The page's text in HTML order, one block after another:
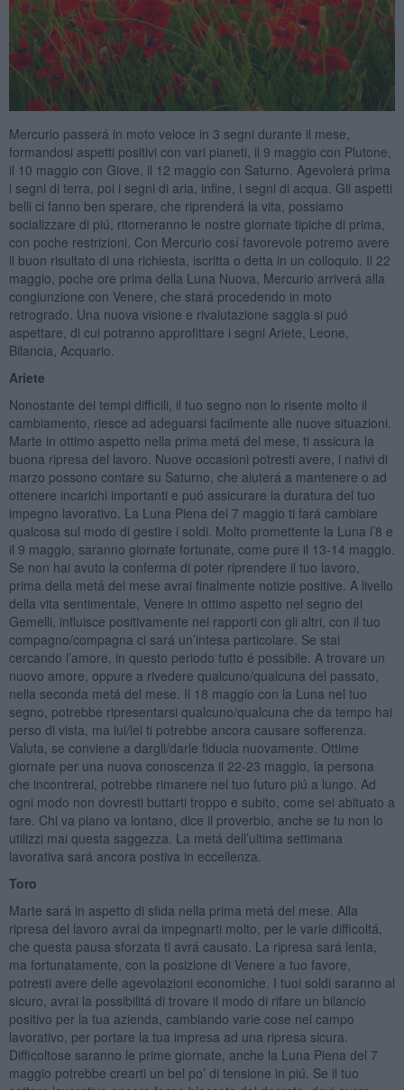
Mercurio passerá in moto veloce in 3 segni durante il mese,
formandosi aspetti positivi con vari pianeti, il 9 maggio con Plutone,
il 10 maggio con Giove, il 12 maggio con Saturno. Agevolerá prima
i segni di terra, poi i segni di aria, infine, i segni di acqua. Gli aspetti
belli ci fanno ben sperare, che riprenderá la vita, possiamo
socializzare di piú, ritorneranno le nostre giornate tipiche di prima,
con poche restrizioni. Con Mercurio cosí favorevole potremo avere
il buon risultato di una richiesta, iscritta o detta in un colloquio. Il 22
maggio, poche ore prima della Luna Nuova, Mercurio arriverá alla
congiunzione con Venere, che stará procedendo in moto
retrogrado. Una nuova visione e rivalutazione saggia si puó
aspettare, di cui potranno approfittare i segni Ariete, Leone,
Bilancia, Acquario.
Ariete
Nonostante dei tempi difficili, il tuo segno non lo risente molto il
cambiamento, riesce ad adeguarsi facilmente alle nuove situazioni.
Marte in ottimo aspetto nella prima metá del mese, ti assicura la
buona ripresa del lavoro. Nuove occasioni potresti avere, i nativi di
marzo possono contare su Saturno, che aiuterá a mantenere o ad
ottenere incarichi importanti e puó assicurare la duratura del tuo
impegno lavorativo. La Luna Piena del 7 maggio ti fará cambiare
qualcosa sul modo di gestire i soldi. Molto promettente la Luna l’8 e
il 9 maggio, saranno giornate fortunate, come pure il 13-14 maggio.
Se non hai avuto la conferma di poter riprendere il tuo lavoro,
prima della metá del mese avrai finalmente notizie positive. A livello
della vita sentimentale, Venere in ottimo aspetto nel segno dei
Gemelli, influisce positivamente nei rapporti con gli altri, con il tuo
compagno/compagna ci sará un’intesa particolare. Se stai
cercando l’amore, in questo periodo tutto é possibile. A trovare un
nuovo amore, oppure a rivedere qualcuno/qualcuna del passato,
nella seconda metá del mese. Il 18 maggio con la Luna nel tuo
segno, potrebbe ripresentarsi qualcuno/qualcuna che da tempo hai
perso di vista, ma lui/lei ti potrebbe ancora causare sofferenza.
Valuta, se conviene a dargli/darle fiducia nuovamente. Ottime
giornate per una nuova conoscenza il 22-23 maggio, la persona
che incontrerai, potrebbe rimanere nel tuo futuro piú a lungo. Ad
ogni modo non dovresti buttarti troppo e subito, come sei abituato a
fare. Chi va piano va lontano, dice il proverbio, anche se tu non lo
utilizzi mai questa saggezza. La metá dell’ultima settimana
lavorativa sará ancora postiva in eccellenza.
Toro
Marte sará in aspetto di sfida nella prima metá del mese. Alla
ripresa del lavoro avrai da impegnarti molto, per le varie difficoltá,
che questa pausa sforzata ti avrá causato. La ripresa sará lenta,
ma fortunatamente, con la posizione di Venere a tuo favore,
potresti avere delle agevolazioni economiche. I tuoi soldi saranno al
sicuro, avrai la possibilitá di trovare il modo di rifare un bilancio
positivo per la tua azienda, cambiando varie cose nel campo
lavorativo, per portare la tua impresa ad una ripresa sicura.
Difficoltose saranno le prime giornate, anche la Luna Piena del 7
maggio potrebbe crearti un bel po’ di tensione in piú. Se il tuo